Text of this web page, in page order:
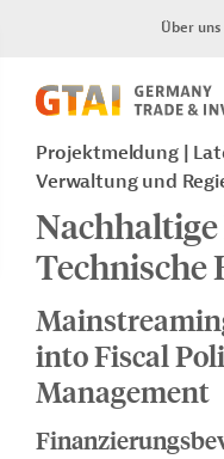
Über uns
Projektmeldung
Verwaltung und
Technische
into Fiscal
Management